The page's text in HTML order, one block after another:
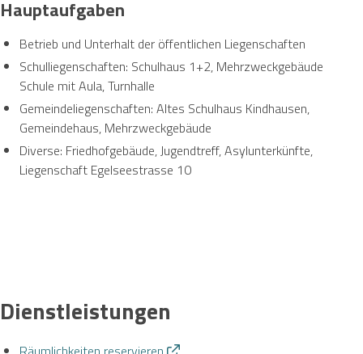
Hauptaufgaben
Betrieb und Unterhalt der öffentlichen Liegenschaften
Schulliegenschaften: Schulhaus 1+2, Mehrzweckgebäude
Schule mit Aula, Turnhalle
Gemeindeliegenschaften: Altes Schulhaus Kindhausen,
Gemeindehaus, Mehrzweckgebäude
Diverse: Friedhofgebäude, Jugendtreff, Asylunterkünfte,
Liegenschaft Egelseestrasse 10
Dienstleistungen